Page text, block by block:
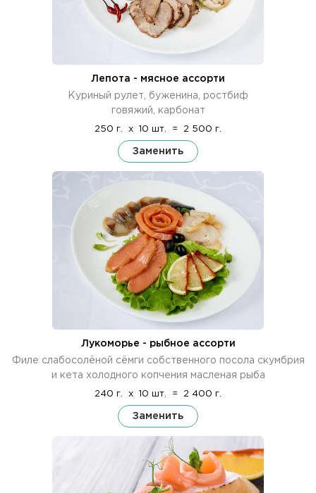
Лепота - мясное ассорти
Куриный рулет, буженина, ростбиф
говяжий, карбонат
250 г. x 10 шт. = 2 500 г.
Заменить
Лукоморье - рыбное ассорти
Филе слабосолёной сёмги собственного посола скумбрия
и кета холодного копчения масленая рыба
240 г. x 10 шт. = 2 400 г.
Заменить